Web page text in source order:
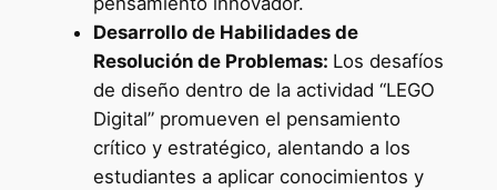
Desarrollo de Habilidades de
Resolución de Problemas: Los desafíos
de diseño dentro de la actividad “LEGO
Digital” promueven el pensamiento
crítico y estratégico, alentando a los
estudiantes a aplicar conocimientos y